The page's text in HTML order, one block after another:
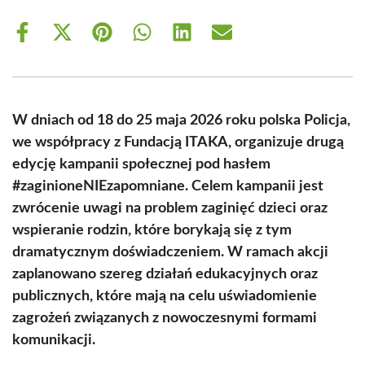
Share
Share
(Twitter)
Share Share Share Share
W dniach od 18 do 25 maja 2026 roku polska Policja,
we współpracy z Fundacją ITAKA, organizuje drugą
edycję kampanii społecznej pod hasłem
#zaginioneNIEzapomniane. Celem kampanii jest
zwrócenie uwagi na problem zaginięć dzieci oraz
wspieranie rodzin, które borykają się z tym
dramatycznym doświadczeniem. W ramach akcji
zaplanowano szereg działań edukacyjnych oraz
publicznych, które mają na celu uświadomienie
zagrożeń związanych z nowoczesnymi formami
komunikacji.